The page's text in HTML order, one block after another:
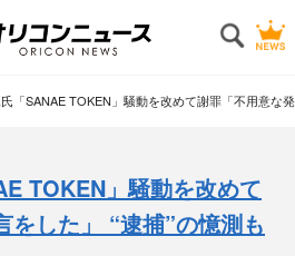
「SANAE TOKEN」騒動を改めて謝罪「不用意な
TOKEN」騒動を改めて
をした」 “逮捕”の憶測も